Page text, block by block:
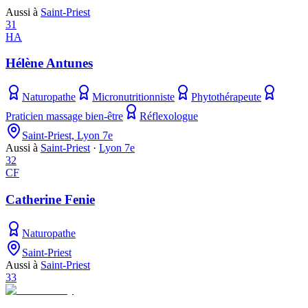
Aussi à Saint-Priest
31
HA
Hélène Antunes
Naturopathe Micronutritionniste
Phytothérapeute
Praticien massage bien-être
Réflexologue
Saint-Priest, Lyon 7e
Aussi à Saint-Priest · Lyon 7e
32
CF
Catherine Fenie
Naturopathe
Saint-Priest
Aussi à Saint-Priest
33